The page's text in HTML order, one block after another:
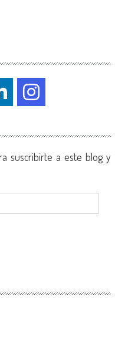
suscribirte a este blog y